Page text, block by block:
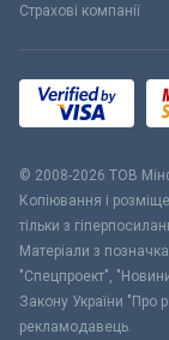
Страхові компанії
© 2008-2026 ТОВ
Копіювання і
тільки з
Матеріали з
"Спецпроект",
Закону України "Про
рекламодавець.